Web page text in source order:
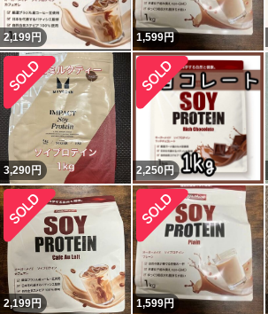
2,199円 1,599円
3,290円 2,250円
2,199円 1,599円